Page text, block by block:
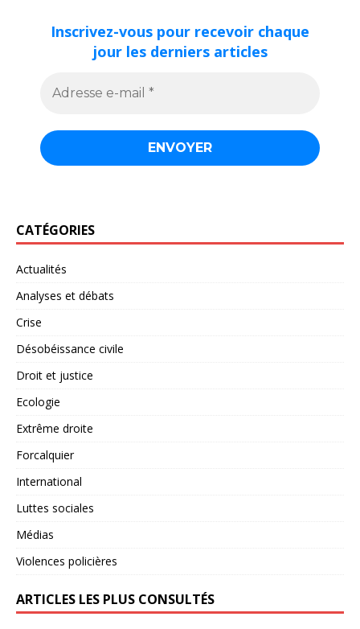
Inscrivez-vous pour recevoir chaque
jour les derniers articles
CATÉGORIES
Actualités
Analyses et débats
Crise
Désobéissance civile
Droit et justice
Ecologie
Extrême droite
Forcalquier
International
Luttes sociales
Médias
Violences policières
ARTICLES LES PLUS CONSULTÉS